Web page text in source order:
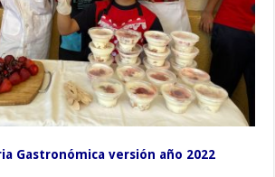
Gastronómica versión año 2022